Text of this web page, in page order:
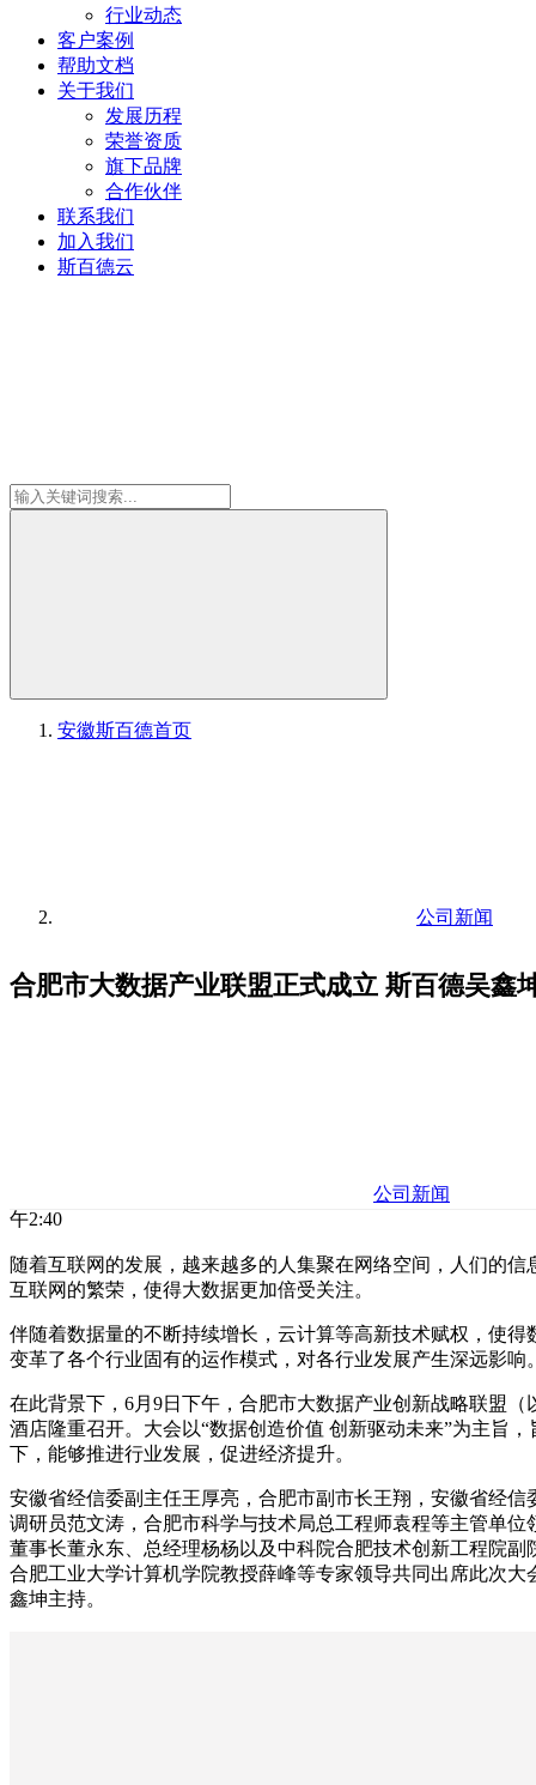
行业动态
客户案例
帮助文档
关于我们
发展历程
荣誉资质
旗下品牌
合作伙伴
联系我们
加入我们
斯百德云
安徽斯百德首页
公司新闻
合肥市大数据产业联盟正式成立 斯百德吴鑫
公司新闻
午2:40
随着互联网的发展，越来越多的人集聚在网络空间，人们的
互联网的繁荣，使得大数据更加倍受关注。
伴随着数据量的不断持续增长，云计算等高新技术赋权，使
变革了各个行业固有的运作模式，对各行业发展产生深远影
在此背景下，6月9日下午，合肥市大数据产业创新战略联盟
酒店隆重召开。大会以“数据创造价值 创新驱动未来”为主旨
下，能够推进行业发展，促进经济提升。
安徽省经信委副主任王厚亮，合肥市副市长王翔，安徽省经
调研员范文涛，合肥市科学与技术局总工程师袁程等主管单
董事长董永东、总经理杨杨以及中科院合肥技术创新工程院
合肥工业大学计算机学院教授薛峰等专家领导共同出席此次
鑫坤主持。